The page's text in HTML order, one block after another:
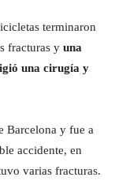
terminaron
fracturas y una
una cirugía y
Barcelona y fue a
accidente, en
varias fracturas.